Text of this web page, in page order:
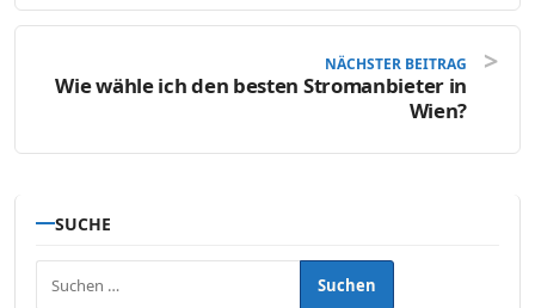
NÄCHSTER BEITRAG
Wie wähle ich den besten Stromanbieter in
Wien?
SUCHE